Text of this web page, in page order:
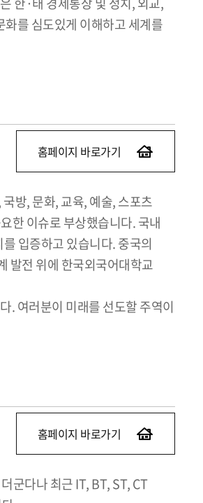
를 심도있게 이해하고 세계를
홈페이지 바로가기
방, 문화, 교육, 예술, 스포츠
한 이슈로 부상했습니다. 국내
입증하고 있습니다. 중국의
발전 위에 한국외국어대학교
. 여러분이 미래를 선도할 주역이
홈페이지 바로가기
군다나 최근 IT, BT, ST, CT